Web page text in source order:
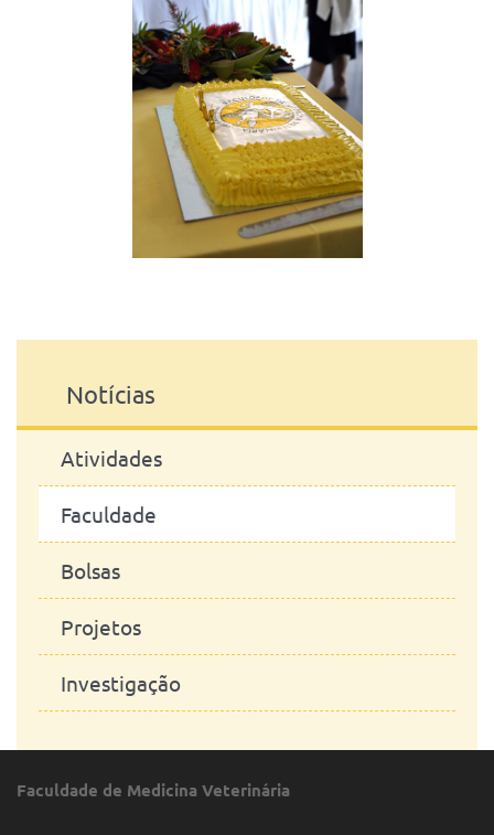
Notícias
Atividades
Faculdade
Bolsas
Projetos
Investigação
Faculdade de Medicina Veterinária